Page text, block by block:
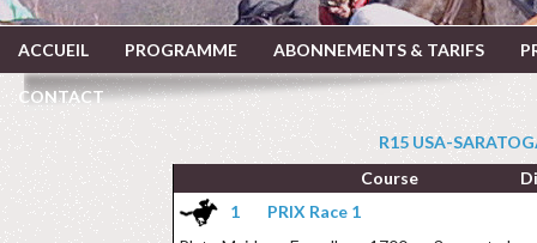
ACCUEIL PROGRAMME ABONNEMENTS & TARIFS
CONTACT
R15 USA-
Course
1
PRIX Race 1